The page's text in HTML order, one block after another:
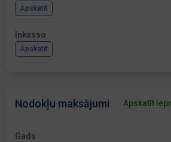
Apskatīt
Inkasso
Apskatīt
Nodokļu maksājumi Apskatīt
Gads